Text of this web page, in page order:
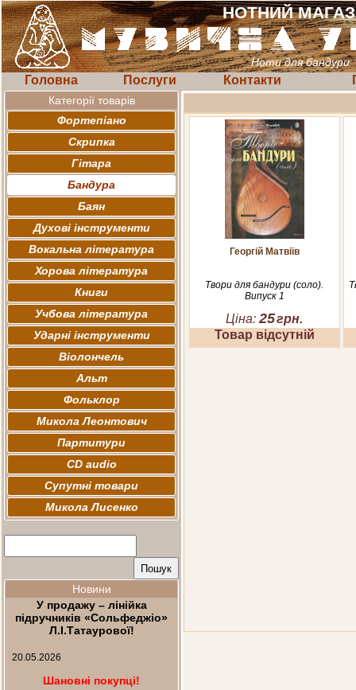
НОТНИЙ
Ноти для бандури
Головна Послуги Контакти
Категорії товарів
Фортепіано
Скрипка
Гітара
Бандура
Баян
Духові інструменти
Вокальна література
Хорова література
Книги
Учбова література
Ударні інструменти
Віолончель
Альт
Фольклор
Микола Леонтович
Партитури
CD audio
Супутні товари
Микола Лисенко
Новини
У продажу – лінійка
підручників «Сольфеджіо»
Л.І.Татаурової!
20.05.2026
Шановні покупці!
Георгій Матвіїв
Твори для бандури (cоло).
Випуск 1
Ціна: 25грн.
Товар відсутній